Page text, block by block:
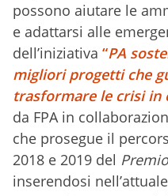
possono aiutare le
e adattarsi alle
dell’iniziativa “PA
migliori progetti che
trasformare le crisi in
da FPA in
che prosegue il
2018 e 2019 del
inserendosi